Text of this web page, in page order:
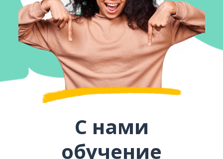
С нами
обучение